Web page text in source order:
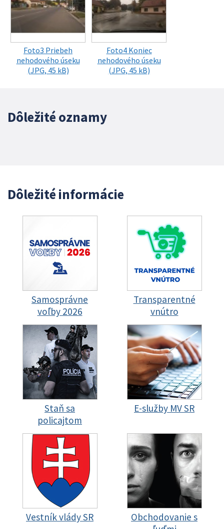
Foto3 Priebeh
nehodového úseku
(JPG, 45 kB)
Foto4 Koniec
nehodového úseku
(JPG, 45 kB)
Dôležité oznamy
Dôležité informácie
Samosprávne
voľby 2026
Transparentné
vnútro
Staň sa
policajtom
E-služby MV SR
Vestník vlády SR
Obchodovanie s